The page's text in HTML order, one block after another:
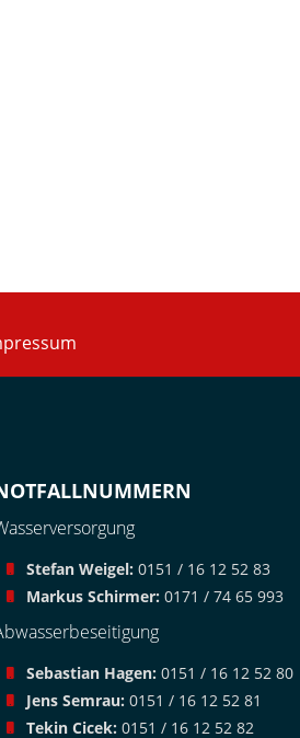
Stefan Weigel: 0151 / 16 12 52 83
Markus Schirmer: 0171 / 74 65 993
Sebastian Hagen: 0151 / 16 12 52 80
Jens Semrau: 0151 / 16 12 52 81
Tekin Cicek: 0151 / 16 12 52 82